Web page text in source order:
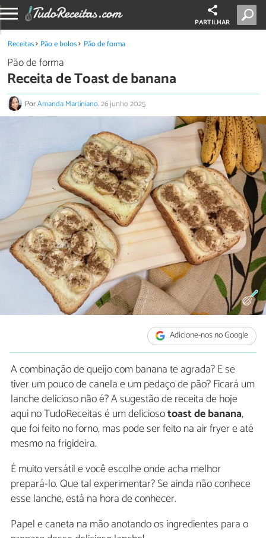
PARTILHAR
Receitas Pão e bolos Pão de forma
Pão de forma
Receita de Toast de banana
PorAmanda Martiniano.26 junho 2025
Adicione-nos no Google
A combinação de queijo com banana te agrada? E se
tiver um pouco de canela e um pedaço de pão? Ficará um
lanche delicioso não é? A sugestão de receita de hoje
aqui no TudoReceitas é um deliciosotoast de banana,
que foi feito no forno, mas pode ser feito na air fryer e até
mesmo na frigideira.
É muito versátil e você escolhe onde acha melhor
prepará-lo. Que tal experimentar? Se ainda não conhece
esse lanche, está na hora de conhecer.
Papel e caneta na mão anotando os ingredientes para o